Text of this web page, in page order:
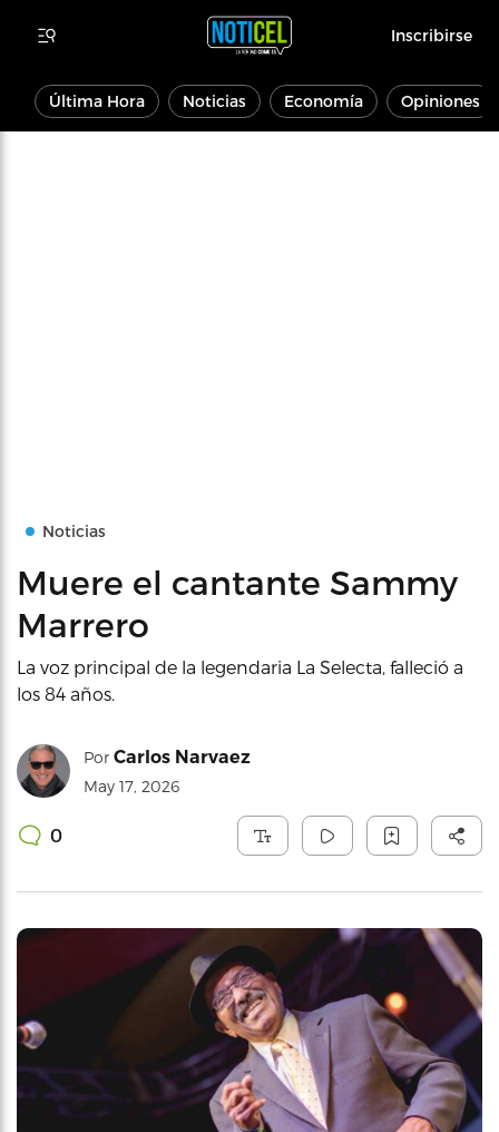
Inscribirse
Última Hora Noticias Economía Opiniones
Noticias
Muere el cantante Sammy
Marrero
La voz principal de la legendaria La Selecta, falleció a
los 84 años.
Por Carlos Narvaez
May 17, 2026
0